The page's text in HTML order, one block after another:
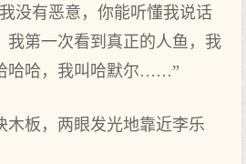
没‌有恶意‌，你能听懂我‌说话
我‌第一次看到‌真‌正的人鱼，我‌
哈哈，我‌叫哈默尔……”
木板，两眼发光地靠近李乐